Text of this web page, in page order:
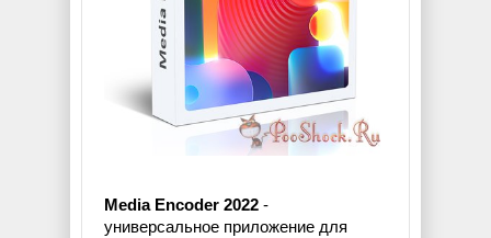
Media Encoder 2022 -
универсальное приложение для